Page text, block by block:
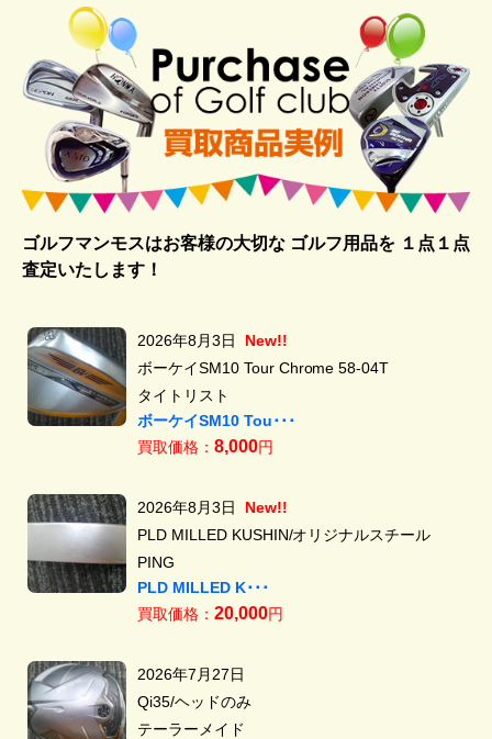
ゴルフマンモスはお客様の大切な ゴルフ用品を１点１点
査定いたします！
2026年8月3日
New!!
ボーケイSM10 Tour Chrome 58-04T
タイトリスト
ボーケイSM10 Tou･･･
買取価格： 8,000円
2026年8月3日
New!!
PLD MILLED KUSHIN/オリジナルスチール
PING
PLD MILLED K･･･
買取価格： 20,000円
2026年7月27日
Qi35/ヘッドのみ
テーラーメイド